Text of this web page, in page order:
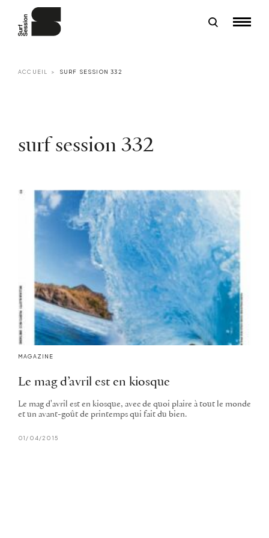
ACCUEIL SURF SESSION 332
surf session 332
MAGAZINE
Le mag d’avril est en kiosque
Le mag d'avril est en kiosque, avec de quoi plaire à tout le monde
et un avant-goût de printemps qui fait du bien.
01/04/2015